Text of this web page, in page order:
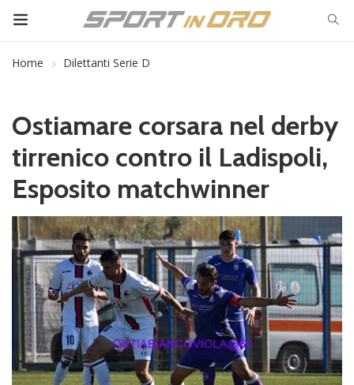
Home Dilettanti Serie D
Ostiamare corsara nel derby
tirrenico contro il Ladispoli,
Esposito matchwinner